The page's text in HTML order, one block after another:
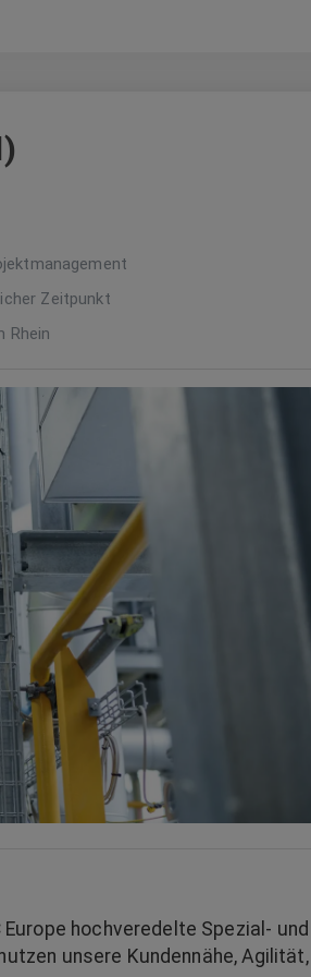
Zeitpunkt
Rhein
hochveredelte Spezial- und
unsere Kundennähe, Agilität,